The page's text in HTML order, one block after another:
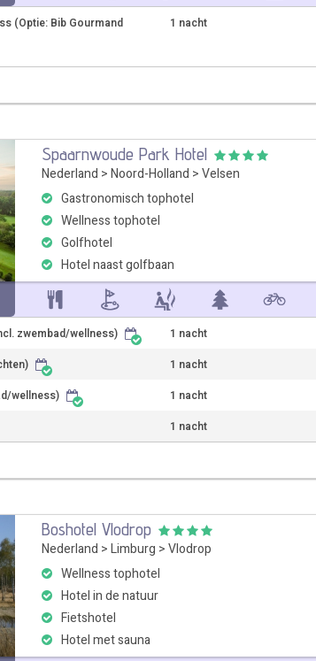
(Optie: Bib Gourmand
1 nacht
Spaarnwoude Park Hotel
Nederland > Noord-Holland > Velsen
Gastronomisch tophotel
Wellness tophotel
Golfhotel
Hotel naast golfbaan
zwembad/wellness) 1 nacht
1 nacht
wellness)
1 nacht
1 nacht
Boshotel Vlodrop
Nederland > Limburg > Vlodrop
Wellness tophotel
Hotel in de natuur
Fietshotel
Hotel met sauna